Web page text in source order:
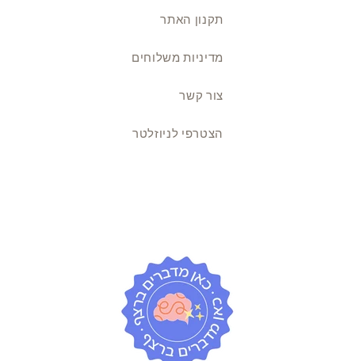
תקנון האתר
מדיניות משלוחים
צור קשר
הצטרפי לניוזלטר